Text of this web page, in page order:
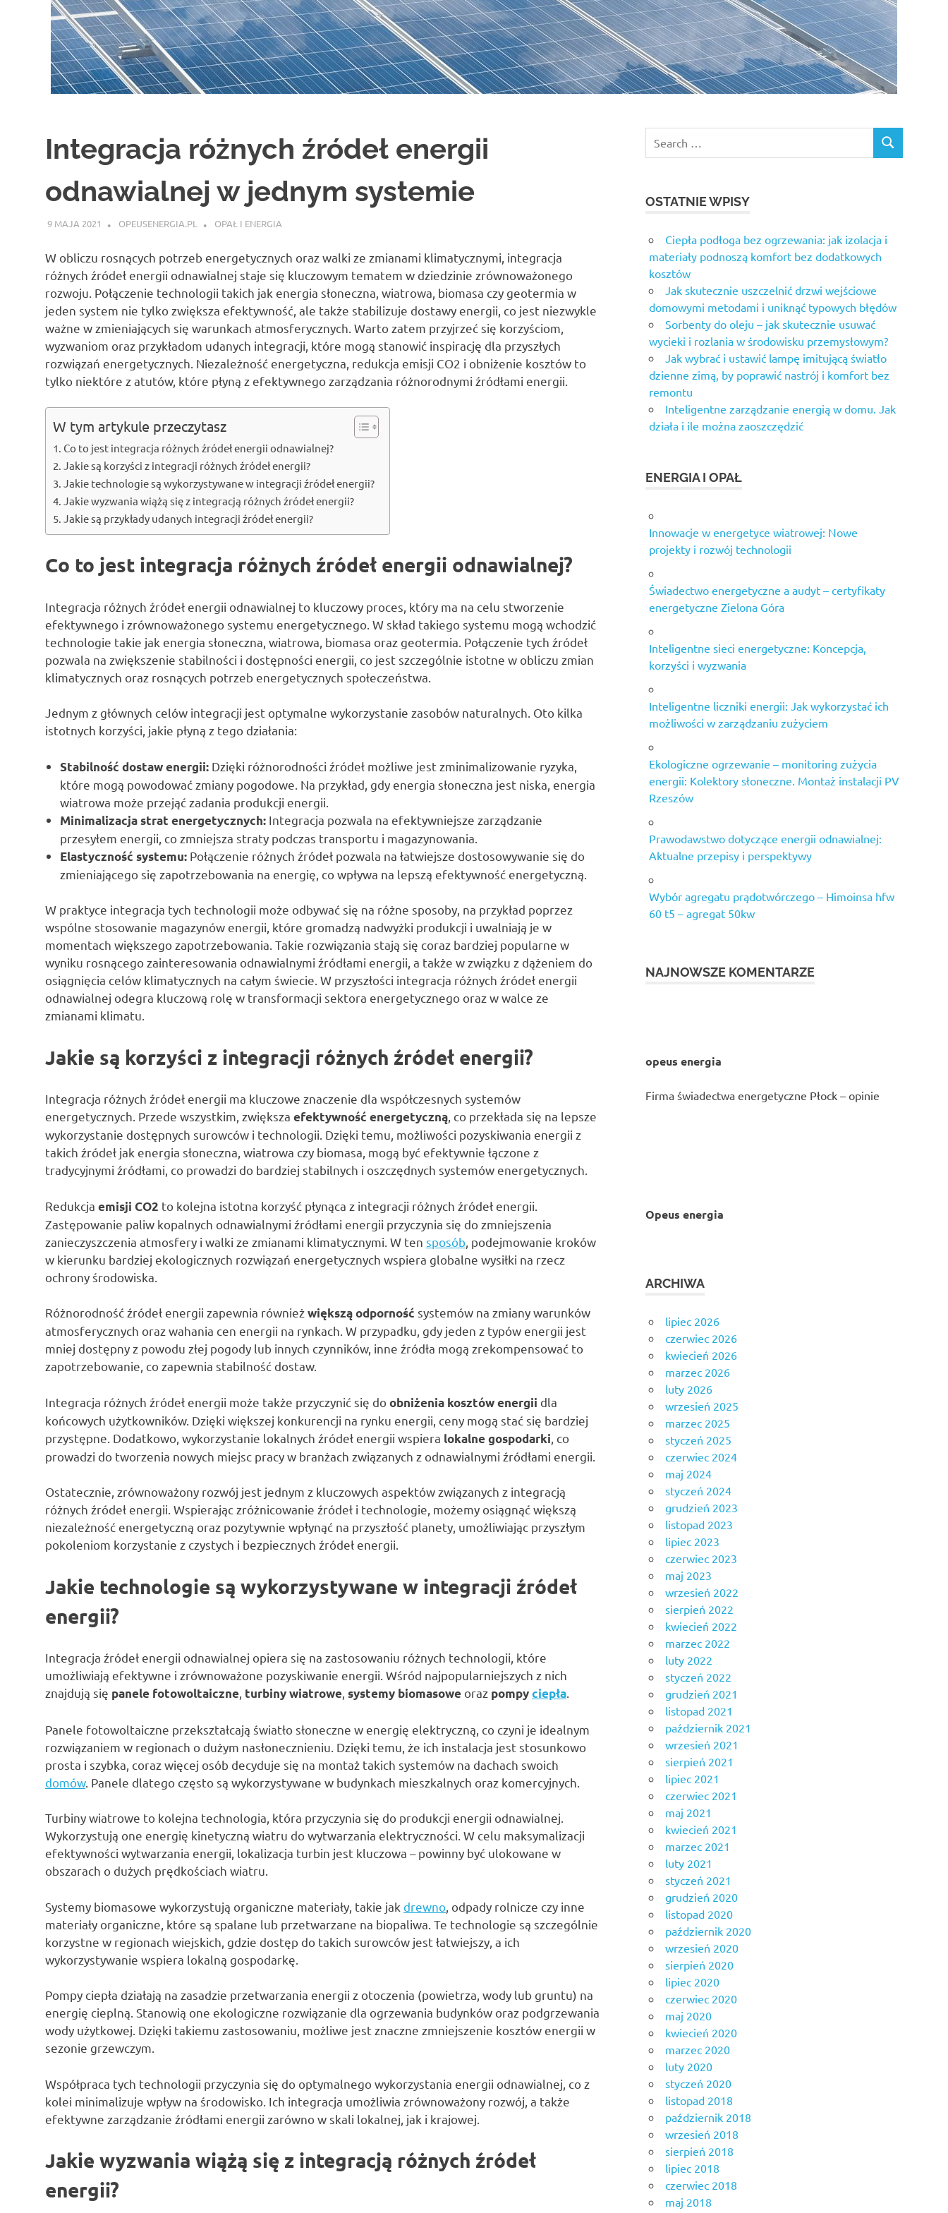
Integracja różnych źródeł energii
odnawialnej w jednym systemie
9 MAJA 2021 OPEUSENERGIA.PL OPAŁ I ENERGIA
W obliczu rosnących potrzeb energetycznych oraz walki ze zmianami klimatycznymi, integracja
różnych źródeł energii odnawialnej staje się kluczowym tematem w dziedzinie zrównoważonego
rozwoju. Połączenie technologii takich jak energia słoneczna, wiatrowa, biomasa czy geotermia w
jeden system nie tylko zwiększa efektywność, ale także stabilizuje dostawy energii, co jest niezwykle
ważne w zmieniających się warunkach atmosferycznych. Warto zatem przyjrzeć się korzyściom,
wyzwaniom oraz przykładom udanych integracji, które mogą stanowić inspirację dla przyszłych
rozwiązań energetycznych. Niezależność energetyczna, redukcja emisji CO2 i obniżenie kosztów to
tylko niektóre z atutów, które płyną z efektywnego zarządzania różnorodnymi źródłami energii.
W tym artykule przeczytasz
Co to jest integracja różnych źródeł energii odnawialnej?
Jakie są korzyści z integracji różnych źródeł energii?
Jakie technologie są wykorzystywane w integracji źródeł energii?
Jakie wyzwania wiążą się z integracją różnych źródeł energii?
Jakie są przykłady udanych integracji źródeł energii?
Co to jest integracja różnych źródeł energii odnawialnej?
Integracja różnych źródeł energii odnawialnej to kluczowy proces, który ma na celu stworzenie
efektywnego i zrównoważonego systemu energetycznego. W skład takiego systemu mogą wchodzić
technologie takie jak energia słoneczna, wiatrowa, biomasa oraz geotermia. Połączenie tych źródeł
pozwala na zwiększenie stabilności i dostępności energii, co jest szczególnie istotne w obliczu zmian
klimatycznych oraz rosnących potrzeb energetycznych społeczeństwa.
Jednym z głównych celów integracji jest optymalne wykorzystanie zasobów naturalnych. Oto kilka
istotnych korzyści, jakie płyną z tego działania:
Stabilność dostaw energii: Dzięki różnorodności źródeł możliwe jest zminimalizowanie ryzyka,
które mogą powodować zmiany pogodowe. Na przykład, gdy energia słoneczna jest niska, energia
wiatrowa może przejąć zadania produkcji energii.
Minimalizacja strat energetycznych: Integracja pozwala na efektywniejsze zarządzanie
przesyłem energii, co zmniejsza straty podczas transportu i magazynowania.
Elastyczność systemu: Połączenie różnych źródeł pozwala na łatwiejsze dostosowywanie się do
zmieniającego się zapotrzebowania na energię, co wpływa na lepszą efektywność energetyczną.
W praktyce integracja tych technologii może odbywać się na różne sposoby, na przykład poprzez
wspólne stosowanie magazynów energii, które gromadzą nadwyżki produkcji i uwalniają je w
momentach większego zapotrzebowania. Takie rozwiązania stają się coraz bardziej popularne w
wyniku rosnącego zainteresowania odnawialnymi źródłami energii, a także w związku z dążeniem do
osiągnięcia celów klimatycznych na całym świecie. W przyszłości integracja różnych źródeł energii
odnawialnej odegra kluczową rolę w transformacji sektora energetycznego oraz w walce ze
zmianami klimatu.
Jakie są korzyści z integracji różnych źródeł energii?
Integracja różnych źródeł energii ma kluczowe znaczenie dla współczesnych systemów
energetycznych. Przede wszystkim, zwiększa efektywność energetyczną, co przekłada się na lepsze
wykorzystanie dostępnych surowców i technologii. Dzięki temu, możliwości pozyskiwania energii z
takich źródeł jak energia słoneczna, wiatrowa czy biomasa, mogą być efektywnie łączone z
tradycyjnymi źródłami, co prowadzi do bardziej stabilnych i oszczędnych systemów energetycznych.
Redukcja emisji CO2 to kolejna istotna korzyść płynąca z integracji różnych źródeł energii.
Zastępowanie paliw kopalnych odnawialnymi źródłami energii przyczynia się do zmniejszenia
zanieczyszczenia atmosfery i walki ze zmianami klimatycznymi. W ten sposób , podejmowanie kroków
w kierunku bardziej ekologicznych rozwiązań energetycznych wspiera globalne wysiłki na rzecz
ochrony środowiska.
Różnorodność źródeł energii zapewnia równieżwiększą odporność systemów na zmiany warunków
atmosferycznych oraz wahania cen energii na rynkach. W przypadku, gdy jeden z typów energii jest
mniej dostępny z powodu złej pogody lub innych czynników, inne źródła mogą zrekompensować to
zapotrzebowanie, co zapewnia stabilność dostaw.
Integracja różnych źródeł energii może także przyczynić się doobniżenia kosztów energii dla
końcowych użytkowników. Dzięki większej konkurencji na rynku energii, ceny mogą stać się bardziej
przystępne. Dodatkowo, wykorzystanie lokalnych źródeł energii wspiera lokalne gospodarki , co
prowadzi do tworzenia nowych miejsc pracy w branżach związanych z odnawialnymi źródłami energii.
Ostatecznie, zrównoważony rozwój jest jednym z kluczowych aspektów związanych z integracją
różnych źródeł energii. Wspierając zróżnicowanie źródeł i technologie, możemy osiągnąć większą
niezależność energetyczną oraz pozytywnie wpłynąć na przyszłość planety, umożliwiając przyszłym
pokoleniom korzystanie z czystych i bezpiecznych źródeł energii.
Jakie technologie są wykorzystywane w integracji źródeł
energii?
Integracja źródeł energii odnawialnej opiera się na zastosowaniu różnych technologii, które
umożliwiają efektywne i zrównoważone pozyskiwanie energii. Wśród najpopularniejszych z nich
znajdują się panele fotowoltaiczne, turbiny wiatrowe, systemy biomasowe oraz pompyciepła.
Panele fotowoltaiczne przekształcają światło słoneczne w energię elektryczną, co czyni je idealnym
rozwiązaniem w regionach o dużym nasłonecznieniu. Dzięki temu, że ich instalacja jest stosunkowo
prosta i szybka, coraz więcej osób decyduje się na montaż takich systemów na dachach swoich
domów. Panele dlatego często są wykorzystywane w budynkach mieszkalnych oraz komercyjnych.
Turbiny wiatrowe to kolejna technologia, która przyczynia się do produkcji energii odnawialnej.
Wykorzystują one energię kinetyczną wiatru do wytwarzania elektryczności. W celu maksymalizacji
efektywności wytwarzania energii, lokalizacja turbin jest kluczowa – powinny być ulokowane w
obszarach o dużych prędkościach wiatru.
Systemy biomasowe wykorzystują organiczne materiały, takie jak drewno , odpady rolnicze czy inne
materiały organiczne, które są spalane lub przetwarzane na biopaliwa. Te technologie są szczególnie
korzystne w regionach wiejskich, gdzie dostęp do takich surowców jest łatwiejszy, a ich
wykorzystywanie wspiera lokalną gospodarkę.
Pompy ciepła działają na zasadzie przetwarzania energii z otoczenia (powietrza, wody lub gruntu) na
energię cieplną. Stanowią one ekologiczne rozwiązanie dla ogrzewania budynków oraz podgrzewania
wody użytkowej. Dzięki takiemu zastosowaniu, możliwe jest znaczne zmniejszenie kosztów energii w
sezonie grzewczym.
Współpraca tych technologii przyczynia się do optymalnego wykorzystania energii odnawialnej, co z
kolei minimalizuje wpływ na środowisko. Ich integracja umożliwia zrównoważony rozwój, a także
efektywne zarządzanie źródłami energii zarówno w skali lokalnej, jak i krajowej.
Jakie wyzwania wiążą się z integracją różnych źródeł
energii?
for:
SEARCH
OSTATNIE WPISY
Ciepła podłoga bez ogrzewania: jak izolacja i
materiały podnoszą komfort bez dodatkowych
kosztów
Jak skutecznie uszczelnić drzwi wejściowe
domowymi metodami i uniknąć typowych błędów
Sorbenty do oleju – jak skutecznie usuwać
wycieki i rozlania w środowisku przemysłowym?
Jak wybrać i ustawić lampę imitującą światło
dzienne zimą, by poprawić nastrój i komfort bez
remontu
Inteligentne zarządzanie energią w domu. Jak
działa i ile można zaoszczędzić
ENERGIA I OPAŁ
Innowacje w energetyce wiatrowej: Nowe
projekty i rozwój technologii
Świadectwo energetyczne a audyt – certyfikaty
energetyczne Zielona Góra
Inteligentne sieci energetyczne: Koncepcja,
korzyści i wyzwania
Inteligentne liczniki energii: Jak wykorzystać ich
możliwości w zarządzaniu zużyciem
Ekologiczne ogrzewanie – monitoring zużycia
energii: Kolektory słoneczne. Montaż instalacji PV
Rzeszów
Prawodawstwo dotyczące energii odnawialnej:
Aktualne przepisy i perspektywy
Wybór agregatu prądotwórczego – Himoinsa hfw
60 t5 – agregat 50kw
NAJNOWSZE KOMENTARZE
opeus energia
Firma świadectwa energetyczne Płock – opinie
Opeus energia
ARCHIWA
lipiec 2026
czerwiec 2026
kwiecień 2026
marzec 2026
luty 2026
wrzesień 2025
marzec 2025
styczeń 2025
czerwiec 2024
maj 2024
styczeń 2024
grudzień 2023
listopad 2023
lipiec 2023
czerwiec 2023
maj 2023
wrzesień 2022
sierpień 2022
kwiecień 2022
marzec 2022
luty 2022
styczeń 2022
grudzień 2021
listopad 2021
październik 2021
wrzesień 2021
sierpień 2021
lipiec 2021
czerwiec 2021
maj 2021
kwiecień 2021
marzec 2021
luty 2021
styczeń 2021
grudzień 2020
listopad 2020
październik 2020
wrzesień 2020
sierpień 2020
lipiec 2020
czerwiec 2020
maj 2020
kwiecień 2020
marzec 2020
luty 2020
styczeń 2020
listopad 2018
październik 2018
wrzesień 2018
sierpień 2018
lipiec 2018
czerwiec 2018
maj 2018